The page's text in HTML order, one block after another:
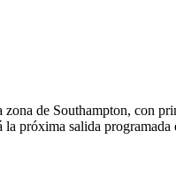
de Southampton, con
próxima salida